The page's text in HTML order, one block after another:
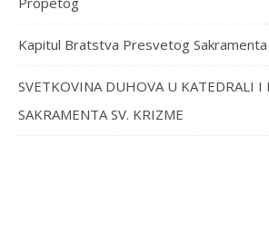
Kapitul Bratstva Presvetog
SVETKOVINA DUHOVA U KATEDRALI I
SAKRAMENTA SV. KRIZME